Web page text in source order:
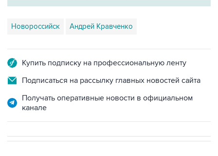
Новороссийск Андрей Кравченко
Купить подписку на профессиональную ленту
Подписаться на рассылку главных новостей сайта
Получать оперативные новости в официальном
канале